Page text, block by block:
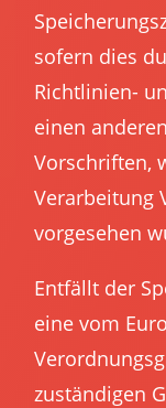
sofern dies
Richtlinien-
einen
Vorschriften,
Verarbeitung
vorgesehen
Entfällt der
eine vom
zuständigen